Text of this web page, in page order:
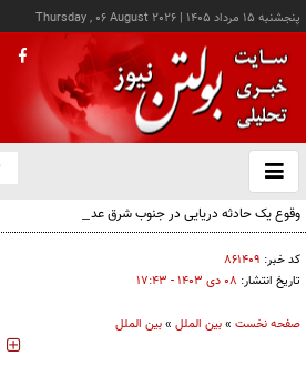
پنجشنبه ۱۵ مرداد ۱۴۰۵ |
Thursday , 06 August 2026
باز
و
وقوع یک حادثه دریایی در جنوب شرق عدن
کد خبر: ۸۶۱۴۰۹
تاریخ انتشار: ۰۸ دی ۱۴۰۳ - ۱۷:۴۳
صفحه نخست »بین الملل »بین الملل